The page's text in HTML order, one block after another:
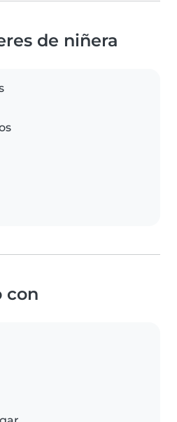
de niñera
con